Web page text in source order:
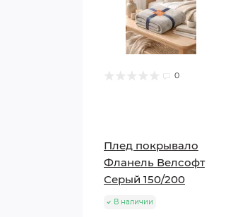
0
Плед покрывало
Фланель Велсофт
Серый 150/200
В наличии